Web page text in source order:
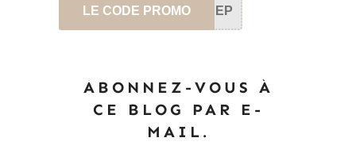
LE CODE PROMO SEP
ABONNEZ-VOUS À
CE BLOG PAR E-
MAIL.